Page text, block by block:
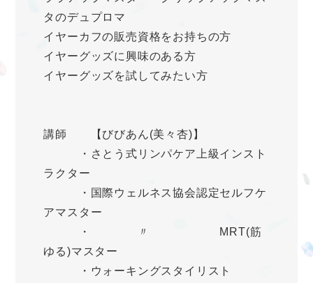
タのデュプロマ
イヤーカフの販売資格をお持ちの方
イヤーグッズに興味のある方
イヤーグッズを試してみたい方
講師 【びびあん(美々杏)】
・さとう式リンパケア上級インスト
ラクター
・国際ウェルネス協会認定セルフケ
アマスター
・ 〃 MRT(筋
ゆる)マスター
・ウォーキングスタイリスト